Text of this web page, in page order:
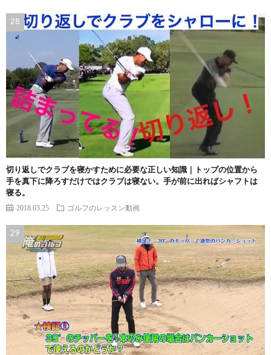
切り返しでクラブを寝かすために必要な正しい知識｜トップの位置から
手を真下に降ろすだけではクラブは寝ない。手が前に出ればシャフトは
寝る。
2018.03.25 ゴルフのレッスン動画